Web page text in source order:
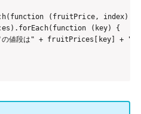
(fruitPrice, index)
(key) {
値段は" + fruitPrices[key] + "だ